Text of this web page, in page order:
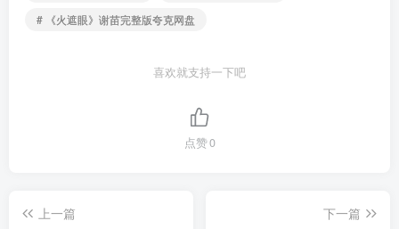
# 《火遮眼》谢苗完整版夸克网盘
喜欢就支持一下吧
点赞0
上一篇
下一篇